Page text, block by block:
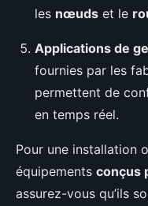
les nœuds et le
Applications de
fournies par les
permettent de
en temps réel.
Pour une installation
équipements conçus
assurez-vous qu’ils